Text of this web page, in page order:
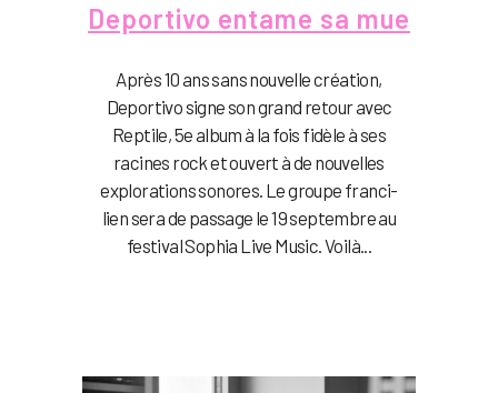
Deportivo entame sa mue
Après 10 ans sans nouvelle création,
Deportivo signe son grand retour avec
Reptile, 5e album à la fois fidèle à ses
racines rock et ouvert à de nouvelles
explorations sonores. Le groupe franci-
lien sera de passage le 19 septembre au
festival Sophia Live Music. Voilà...